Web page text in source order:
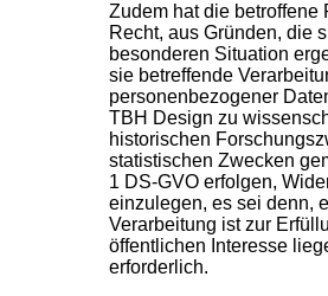
Zudem hat die betroffene
Recht, aus Gründen, die
besonderen Situation
sie betreffende
personenbezogener
TBH Design zu
historischen
statistischen Zwecken
1 DS-GVO erfolgen,
einzulegen, es sei denn,
Verarbeitung ist zur
öffentlichen Interesse
erforderlich.